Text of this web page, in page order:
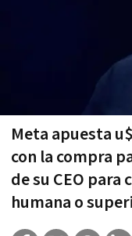
Meta apuesta
con la compra
de su CEO
humana o